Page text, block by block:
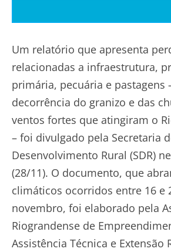
Um relatório que apresenta
relacionadas a infraestrutura,
primária, pecuária e pastagens
decorrência do granizo e das
ventos fortes que atingiram o
– foi divulgado pela Secretaria
Desenvolvimento Rural (SDR)
(28/11). O documento, que
climáticos ocorridos entre 16 e
novembro, foi elaborado pela
Riograndense de
Assistência Técnica e Extensão